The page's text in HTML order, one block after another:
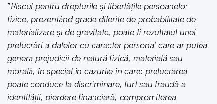
”Riscul pentru drepturile şi libertăţile persoanelor
fizice, prezentând grade diferite de probabilitate de
materializare şi de gravitate, poate fi rezultatul unei
prelucrări a datelor cu caracter personal care ar putea
genera prejudicii de natură fizică, materială sau
morală, în special în cazurile în care: prelucrarea
poate conduce la discriminare, furt sau fraudă a
identităţii, pierdere financiară, compromiterea